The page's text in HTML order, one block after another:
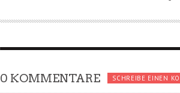
0 KOMMENTARE SCHREIBE EINEN